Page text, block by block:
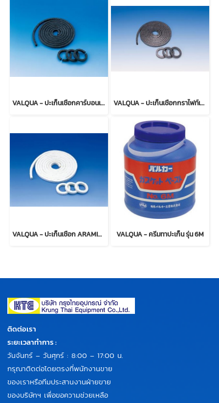
VALQUA - ปะเก็นเชือกคาร์บอนเคลือบกราไฟต์ รุ่น วัลคัว No.6345 VALQUA - ปะเก็นเชือกกราไฟท์เสริมไส้ลวด รุ่น วัลคัว VFX - 15
VALQUA - ปะเก็นเชือก ARAMID / เส้นใยสังเคราะห์ รุ่น VALQUA No.8133 VALQUA - ครีมทาปะเก็น รุ่น 6M
ติดต่อเรา
ระยะเวลาทำการ :
วันจันทร์ – วันศุกร์ : 8:00 – 17:00 น.
กรุณาติดต่อโดยตรงที่พนักงานขาย
ของเราหรือทีมประสานงานฝ่ายขาย
ของบริษัทฯ เพื่อขอความช่วยเหลือ